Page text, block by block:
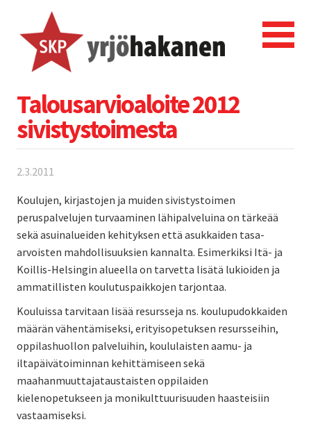
Talousarvioaloite 2012
sivistystoimesta
2.3.2011
Koulujen, kirjastojen ja muiden sivistystoimen
peruspalvelujen turvaaminen lähipalveluina on tärkeää
sekä asuinalueiden kehityksen että asukkaiden tasa-
arvoisten mahdollisuuksien kannalta. Esimerkiksi Itä- ja
Koillis-Helsingin alueella on tarvetta lisätä lukioiden ja
ammatillisten koulutuspaikkojen tarjontaa.
Kouluissa tarvitaan lisää resursseja ns. koulupudokkaiden
määrän vähentämiseksi, erityisopetuksen resursseihin,
oppilashuollon palveluihin, koululaisten aamu- ja
iltapäivätoiminnan kehittämiseen sekä
maahanmuuttajataustaisten oppilaiden
kielenopetukseen ja monikulttuurisuuden haasteisiin
vastaamiseksi.